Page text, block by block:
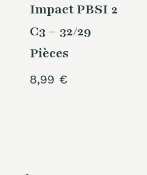
Impact PBSI 2
C3 – 32/29
Pièces
8,99 €